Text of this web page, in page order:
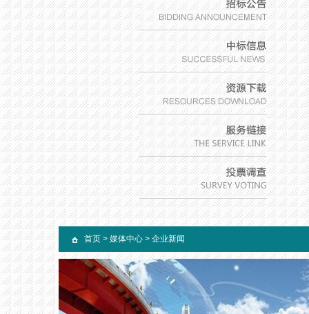
首页 > 媒体中心 > 企业新闻